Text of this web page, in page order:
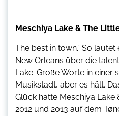
Meschiya Lake & The
The best in town.” So
New Orleans über die
Lake. Große Worte in einer
Musikstadt, aber es hält.
Glück hatte Meschiya Lake
2012 und 2013 auf dem